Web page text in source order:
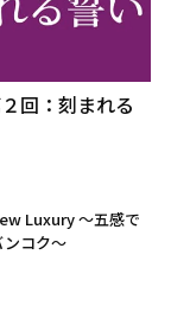
回：刻まれる
Luxury ～五感で
コク～